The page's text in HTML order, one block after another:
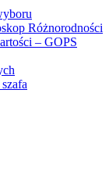
Różnorodności
– GOPS